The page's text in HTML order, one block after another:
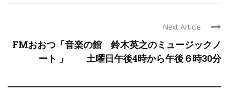
Next Article
FMおおつ「音楽の館 鈴木英之のミュージックノ
ート 」 土曜日午後4時から午後６時30分